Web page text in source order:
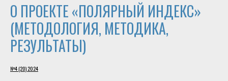
О ПРОЕКТЕ «ПОЛЯРНЫЙ ИНДЕКС»
(МЕТОДОЛОГИЯ, МЕТОДИКА,
РЕЗУЛЬТАТЫ)
№4 (20) 2024